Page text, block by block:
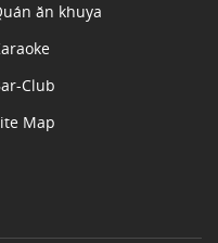
ăn khuya
Club
Map